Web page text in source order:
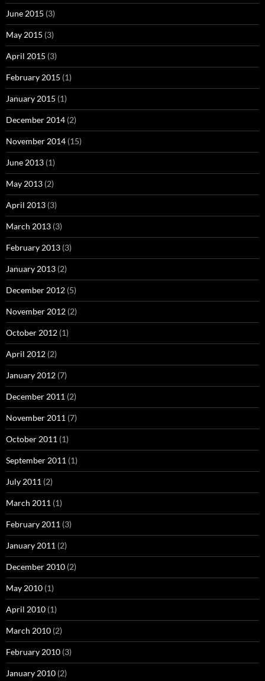
June 2015 (3)
May 2015 (3)
April 2015 (3)
February 2015 (1)
January 2015 (1)
December 2014 (2)
November 2014 (15)
June 2013 (1)
May 2013 (2)
April 2013 (3)
March 2013 (3)
February 2013 (3)
January 2013 (2)
December 2012 (5)
November 2012 (2)
October 2012 (1)
April 2012 (2)
January 2012 (7)
December 2011 (2)
November 2011 (7)
October 2011 (1)
September 2011 (1)
July 2011 (2)
March 2011 (1)
February 2011 (3)
January 2011 (2)
December 2010 (2)
May 2010 (1)
April 2010 (1)
March 2010 (2)
February 2010 (3)
January 2010 (2)